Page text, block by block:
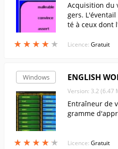
★ ★ ★ ★ ★
★ ★ ★ ★ ★
Acquisition du
gers.
té à ceux dont
es
Licence: Gratuit
Windows
★ ★ ★ ★ ★
★ ★ ★ ★ ★
ENGLISH
Version: 3.2 (6.47
Entraîneur de
gramme
Licence: Gratuit